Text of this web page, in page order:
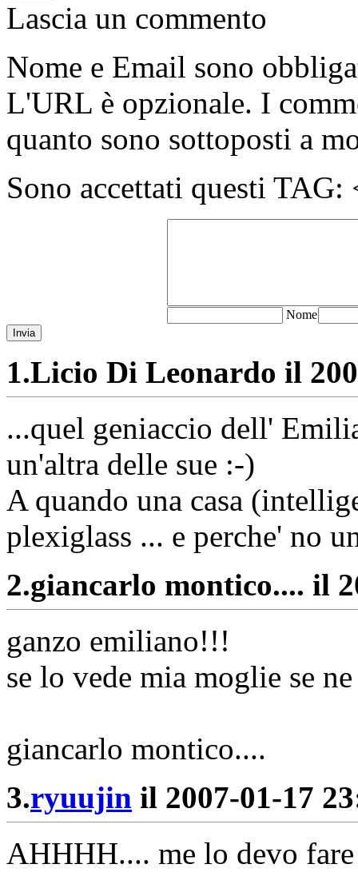
Lascia un commento
Nome e Email sono
L'URL è opzionale. I
quanto sono sottoposti a
Sono accettati questi
Nome
Invia
1.Licio Di Leonardo il
...quel geniaccio dell'
un'altra delle sue :-)
A quando una casa
plexiglass ... e perche' no
2.giancarlo montico.... il
ganzo emiliano!!!
se lo vede mia moglie se
giancarlo montico....
3.ryuujin il 2007-01-17
AHHHH.... me lo devo